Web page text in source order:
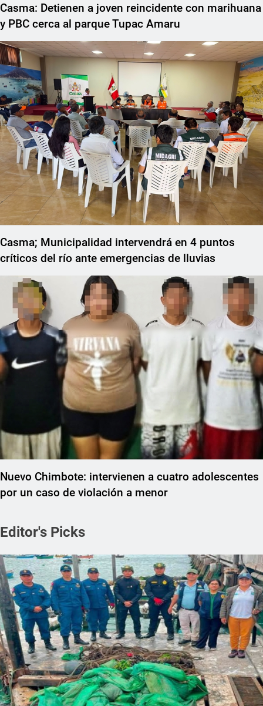
Casma: Detienen a joven reincidente con marihuana
y PBC cerca al parque Tupac Amaru
Casma; Municipalidad intervendrá en 4 puntos
críticos del río ante emergencias de lluvias
Nuevo Chimbote: intervienen a cuatro adolescentes
por un caso de violación a menor
Editor's Picks
REGIONAL